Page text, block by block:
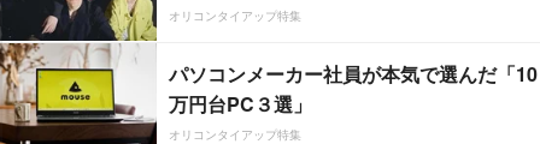
オリコンタイアップ特集
パソコンメーカー社員が本気で選んだ「10
万円台PC３選」
オリコンタイアップ特集